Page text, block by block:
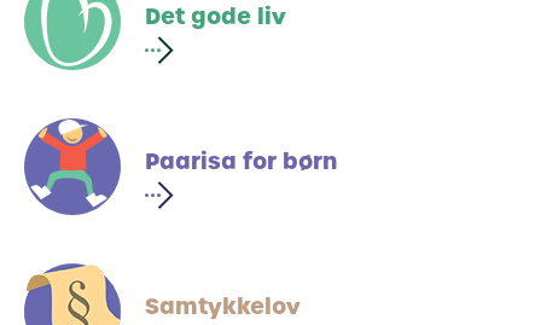
Det gode liv
Paarisa for børn
Samtykkelov